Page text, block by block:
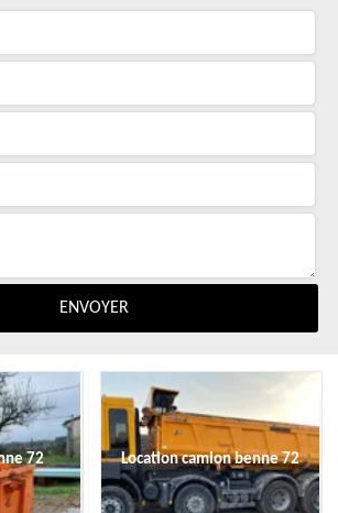
72 Location camion benne 72